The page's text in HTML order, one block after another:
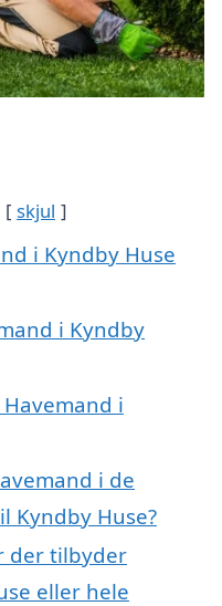
skjul
i Kyndby Huse
i Kyndby
i
i de
Kyndby Huse?
der tilbyder
eller hele